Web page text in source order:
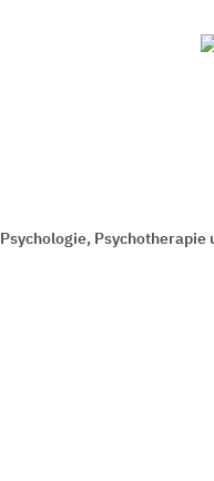
Psychologie, Psychotherapie